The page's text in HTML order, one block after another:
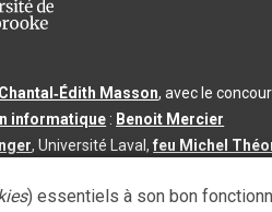
Chantal‑Édith Masson, avec le
informatique : Benoit Mercier
, Université Laval,feu Michel
Dernière mise à jour du contenu :
) essentiels à son bon